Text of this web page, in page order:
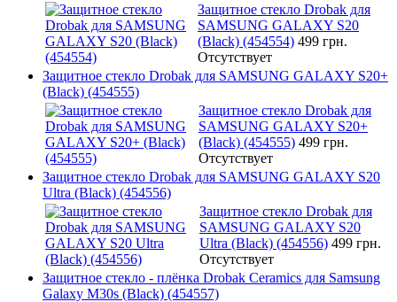
Защитное стекло Drobak для
SAMSUNG GALAXY S20
(Black) (454554) 499 грн.
Отсутствует
Защитное стекло Drobak для SAMSUNG GALAXY S20+
(Black) (454555)
Защитное стекло Drobak для
SAMSUNG GALAXY S20+
(Black) (454555) 499 грн.
Отсутствует
Защитное стекло Drobak для SAMSUNG GALAXY S20
Ultra (Black) (454556)
Защитное стекло Drobak для
SAMSUNG GALAXY S20
Ultra (Black) (454556) 499 грн.
Отсутствует
Защитное стекло - плёнка Drobak Ceramics для Samsung
Galaxy M30s (Black) (454557)